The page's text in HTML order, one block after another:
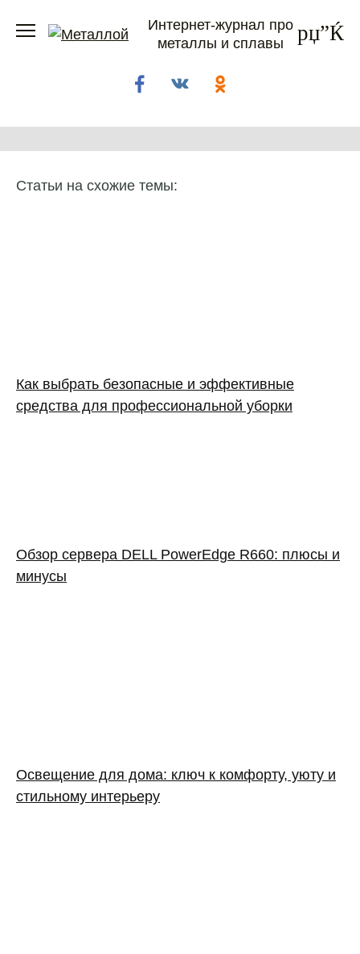
Интернет-журнал про
металлы и сплавы
Статьи на схожие темы:
Как выбрать безопасные и эффективные
средства для профессиональной уборки
Обзор сервера DELL PowerEdge R660: плюсы и
минусы
Освещение для дома: ключ к комфорту, уюту и
стильному интерьеру